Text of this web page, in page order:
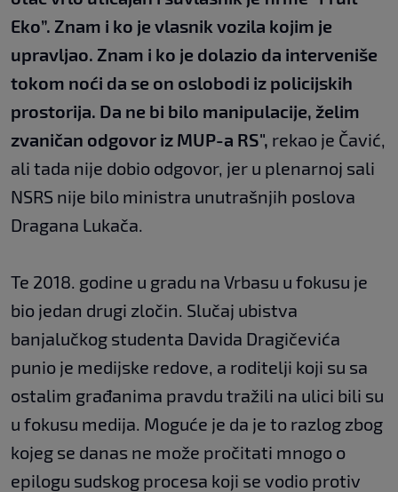
Eko”. Znam i ko je vlasnik vozila kojim je
upravljao. Znam i ko je dolazio da interveniše
tokom noći da se on oslobodi iz policijskih
prostorija. Da ne bi bilo manipulacije, želim
zvaničan odgovor iz MUP-a RS", rekao je Čavić,
ali tada nije dobio odgovor, jer u plenarnoj sali
NSRS nije bilo ministra unutrašnjih poslova
Dragana Lukača.
Te 2018. godine u gradu na Vrbasu u fokusu je
bio jedan drugi zločin. Slučaj ubistva
banjalučkog studenta Davida Dragičevića
punio je medijske redove, a roditelji koji su sa
ostalim građanima pravdu tražili na ulici bili su
u fokusu medija. Moguće je da je to razlog zbog
kojeg se danas ne može pročitati mnogo o
epilogu sudskog procesa koji se vodio protiv